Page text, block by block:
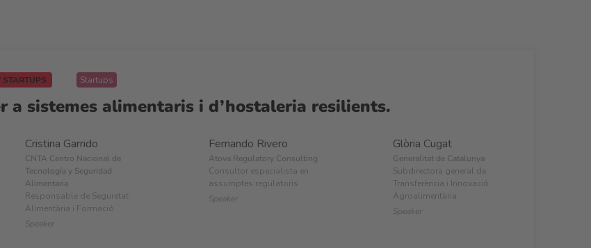
Startups
a sistemes alimentaris i d’hostaleria resilients.
Cristina Garrido
CNTA Centro Nacional de
Tecnología y Seguridad
Alimentaria
Responsable de Seguretat
Alimentària i Formació.
Speaker
Fernando Rivero
Atova Regulatory Consulting
Consultor especialista en
assumptes regulatoris
Speaker
Glòria Cugat
Generalitat de Catalunya
Subdirectora general de
Transferència i Innovació
Agroalimentària
Speaker